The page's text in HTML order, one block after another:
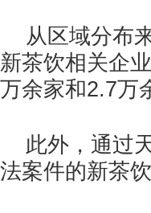
从区域分布
新茶饮相关企
万余家和2.7万
此外，通过
法案件的新茶